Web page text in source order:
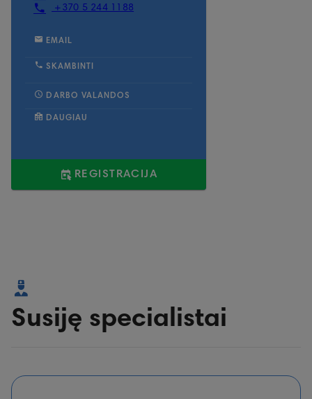
+370 5 244 1188
EMAIL
SKAMBINTI
DARBO VALANDOS
DAUGIAU
REGISTRACIJA
Susiję specialistai